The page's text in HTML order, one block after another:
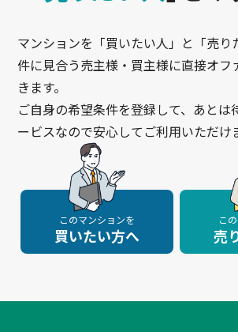
マンションを「買いたい人」と「売り
件に見合う売主様・買主様に直接オフ
きます。
ご自身の希望条件を登録して、あとは
ービスなので安心してご利用いただけ
このマンションを
買いたい方へ
こ
売